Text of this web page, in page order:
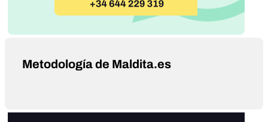
Metodología de Maldita.es